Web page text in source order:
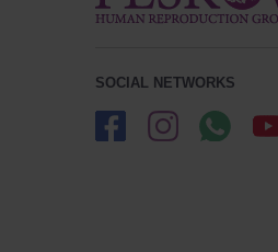
SOCIAL NETWORKS